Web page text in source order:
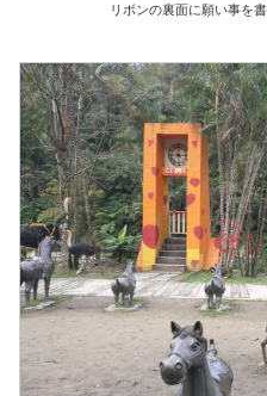
リボンの裏面に願い事を